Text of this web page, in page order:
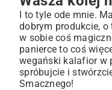
I to tyle ode mnie.
dobrym produkcie,
w sobie coś
panierce to coś
wegański kalafior w
spróbujcie i
Smacznego!